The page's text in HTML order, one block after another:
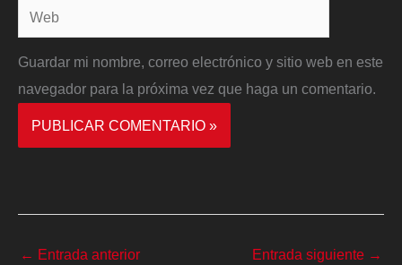
Web
Guardar mi nombre, correo electrónico y sitio web en este
navegador para la próxima vez que haga un comentario.
← Entrada anterior Entrada siguiente →